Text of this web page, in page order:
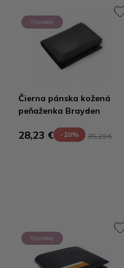
Výpredaj
Čierna pánska kožená
peňaženka Brayden
28,23 € -20% 35,29 €
Výpredaj